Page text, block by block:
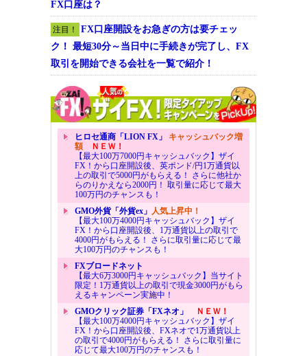
FX口座は？
注目！
FX口座開設をお急ぎの方は要チェッ
ク！ 最短30分～当日中に手続きが完了し、FX
取引を開始できる会社を一覧で紹介！
ヒロセ通商「LION FX」 キャッシュバック増
額ＮＥＷ！
【最大100万7000円キャッシュバック】ザイ
FX！から口座開設後、英ポンド/円1万通貨以
上の取引で5000円がもらえる！ さらに他社か
らのりかえなら2000円！ 取引量に応じて最大
100万円のチャンスも！
GMO外貨「外貨ex」 人気上昇中！
【最大100万4000円キャッシュバック】ザイ
FX！から口座開設後、1万通貨以上の取引で
4000円がもらえる！ さらに取引量に応じて最
大100万円のチャンスも！
FXブロードネット
【最大6万3000円キャッシュバック】当サイト
限定！1万通貨以上の取引で現金3000円がもら
えるキャンペーン実施中！
GMOクリック証券「FXネオ」
ＮＥＷ！
【最大100万4000円キャッシュバック】ザイ
FX！から口座開設後、FXネオで1万通貨以上
の取引で4000円がもらえる！ さらに取引量に
応じて最大100万円のチャンスも！